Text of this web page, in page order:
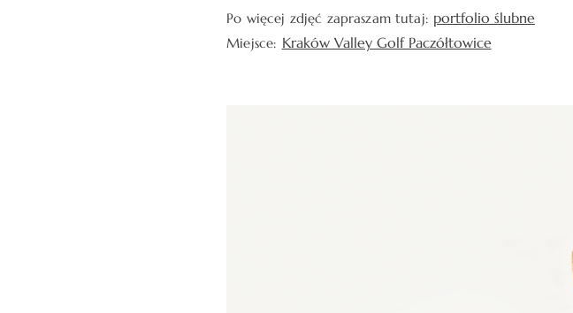
Po więcej zdjęć zapraszam tutaj: portfolio ślubne
Miejsce: Kraków Valley Golf Paczółtowice